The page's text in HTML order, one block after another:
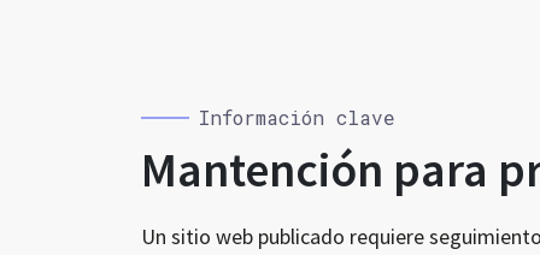
Información clave
Mantención para
Un sitio web publicado requiere